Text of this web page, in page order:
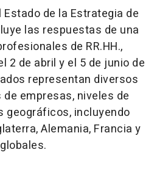
de la Estrategia de
las respuestas de una
de RR.HH.,
2 de abril y el 5 de junio de
representan diversos
empresas, niveles de
geográficos, incluyendo
Alemania, Francia y